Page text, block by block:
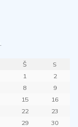
Š
S
1
2
8
9
15
16
22
23
29
30